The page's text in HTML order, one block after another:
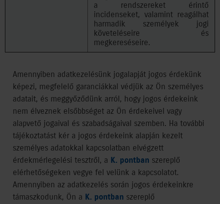
a rendszereket érintő
incidenseket, valamint reagálhat
harmadik személyek jogi
követeléseire és
megkereséseire.
Amennyiben adatkezelésünk jogalapját jogos érdekünk
képezi, megfelelő garanciákkal védjük az Ön személyes
adatait, és meggyőződünk arról, hogy jogos érdekeink
nem élveznek elsőbbséget az Ön érdekeivel vagy
alapvető jogaival és szabadságaival szemben. Ha további
tájékoztatást kér a jogos érdekeink alapján kezelt
személyes adatokkal kapcsolatban elvégzett
érdekmérlegelési tesztről, a K. pontban szereplő
elérhetőségeken vegye fel velünk a kapcsolatot.
Amennyiben az adatkezelés során jogos érdekeinkre
támaszkodunk, Ön a K. pontban szereplő